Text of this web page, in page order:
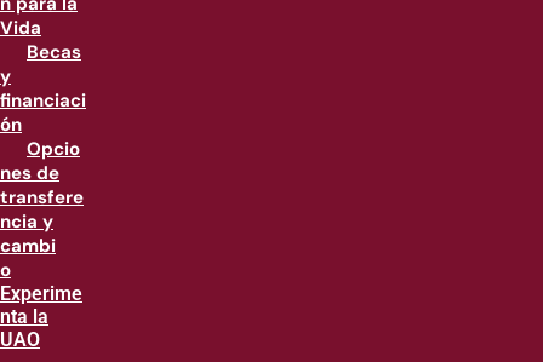
Vida
Becas
y
financiaci
ón
Opcio
nes de
transfere
ncia y
cambi
o
Experime
nta la
UAO